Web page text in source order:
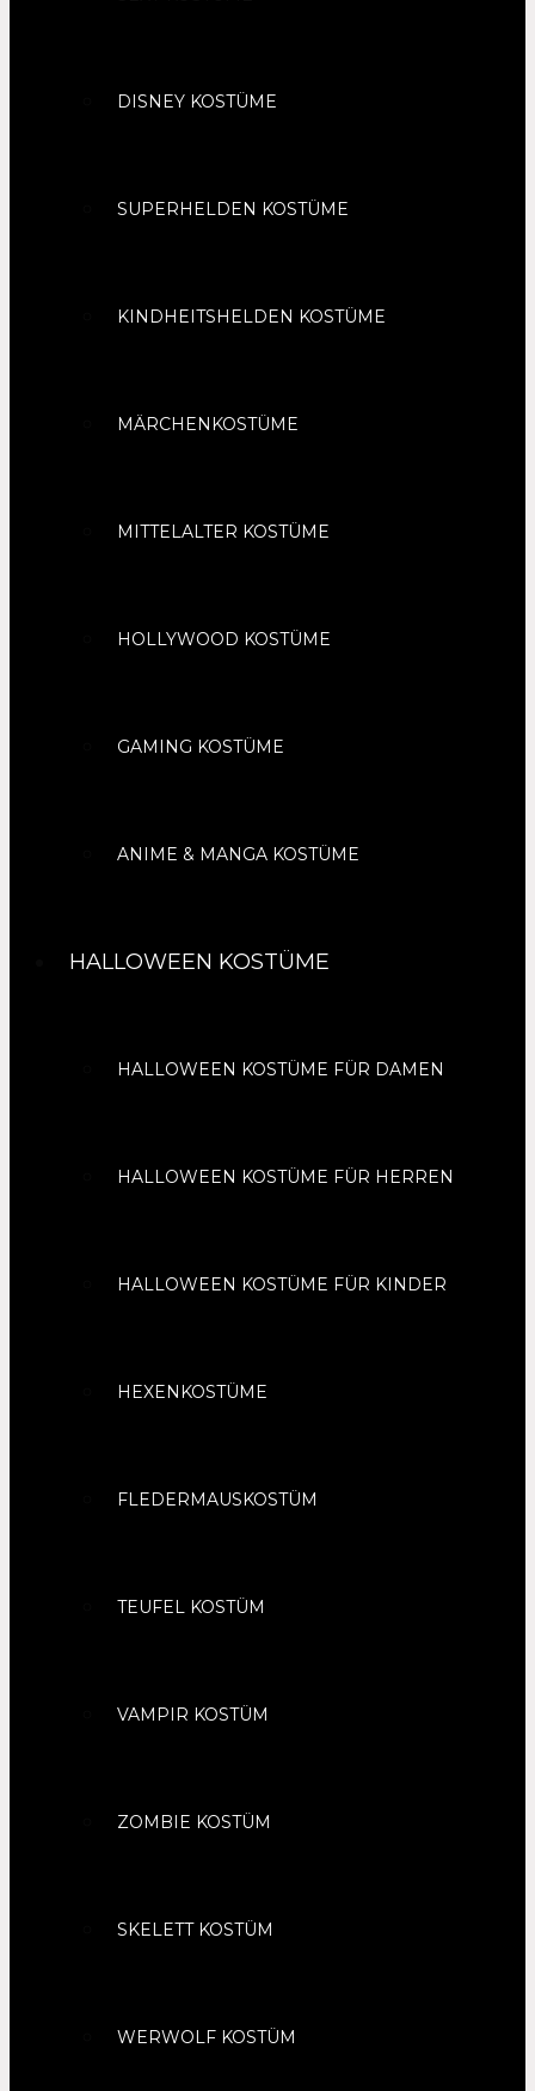
DISNEY KOSTÜME
SUPERHELDEN KOSTÜME
KINDHEITSHELDEN KOSTÜME
MÄRCHENKOSTÜME
MITTELALTER KOSTÜME
HOLLYWOOD KOSTÜME
GAMING KOSTÜME
ANIME & MANGA KOSTÜME
HALLOWEEN KOSTÜME
HALLOWEEN KOSTÜME FÜR DAMEN
HALLOWEEN KOSTÜME FÜR HERREN
HALLOWEEN KOSTÜME FÜR KINDER
HEXENKOSTÜME
FLEDERMAUSKOSTÜM
TEUFEL KOSTÜM
VAMPIR KOSTÜM
ZOMBIE KOSTÜM
SKELETT KOSTÜM
WERWOLF KOSTÜM